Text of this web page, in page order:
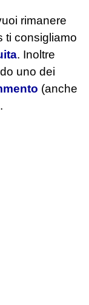
rimanere
ti consigliamo
. Inoltre
uno dei
(anche
.